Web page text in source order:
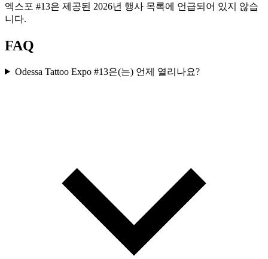
엑스포 #13은 제공된 2026년 행사 목록에 언급되어 있지 않습
니다.
FAQ
Odessa Tattoo Expo #13은(는) 언제 열리나요?